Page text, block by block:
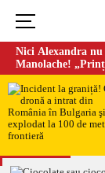
Nici Alexandra
Manolache!
doi ani de căsnicie